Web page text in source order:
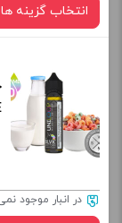
انتخاب گزینه ها
برای فعال شدن
از کادر بالا انتخاب
در انبار موجود